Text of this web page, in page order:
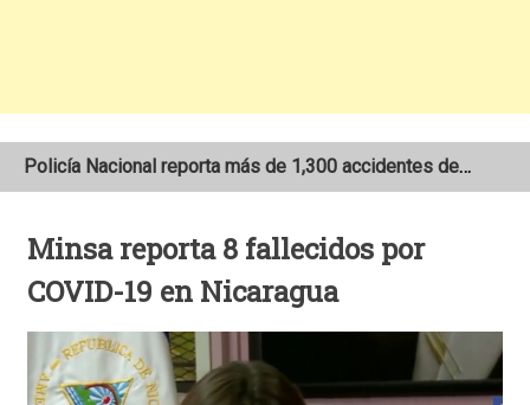
Policía Nacional reporta más de 1,300 accidentes de tránsito en Nicaragua
Minsa reporta 8 fallecidos por
COVID-19 en Nicaragua